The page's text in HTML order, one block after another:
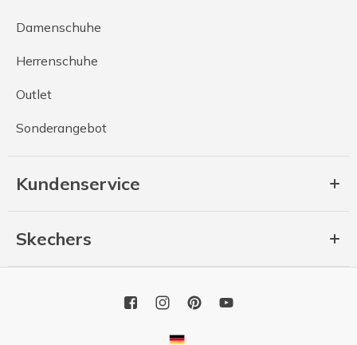
Damenschuhe
Herrenschuhe
Outlet
Sonderangebot
Kundenservice
Skechers